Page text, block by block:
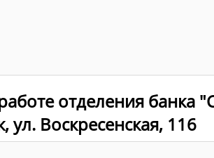
отделения банка
ул. Воскресенская, 116